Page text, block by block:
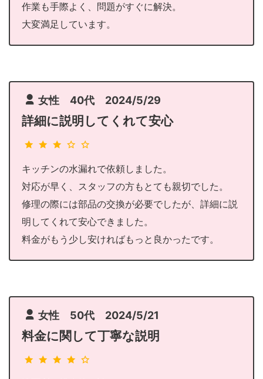
作業も手際よく、問題がすぐに解決。
大変満足しています。
女性 40代 2024/5/29
詳細に説明してくれて安心
キッチンの水漏れで依頼しました。
対応が早く、スタッフの方もとても親切でした。
修理の際には部品の交換が必要でしたが、詳細に説
明してくれて安心できました。
料金がもう少し安ければもっと良かったです。
女性 50代 2024/5/21
料金に関して丁寧な説明